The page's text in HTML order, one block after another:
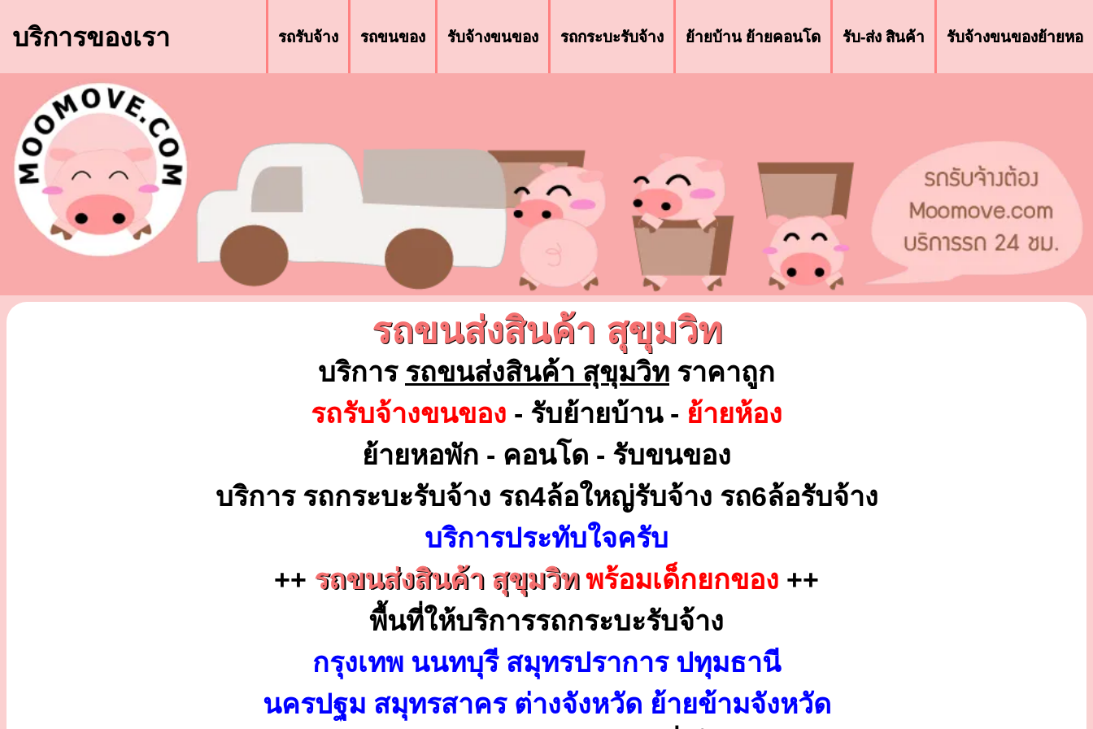
บริการของเรา รถรับจ้าง รถขนของ รับจ้างขนของ รถกระบะรับจ้าง ย้ายบ้าน ย้ายคอนโด รับ-ส่ง สินค้า รับจ้างขนของย้ายหอ
รถขนส่งสินค้า สุขุมวิท
บริการ รถขนส่งสินค้า สุขุมวิท ราคาถูก
รถรับจ้างขนของ - รับย้ายบ้าน - ย้ายห้อง
ย้ายหอพัก - คอนโด - รับขนของ
บริการ รถกระบะรับจ้าง รถ4ล้อใหญ่รับจ้าง รถ6ล้อรับจ้าง
บริการประทับใจครับ
++ รถขนส่งสินค้า สุขุมวิทพร้อมเด็กยกของ ++
พื้นที่ให้บริการรถกระบะรับจ้าง
กรุงเทพ นนทบุรี สมุทรปราการ ปทุมธานี
นครปฐม สมุทรสาคร ต่างจังหวัด ย้ายข้ามจังหวัด